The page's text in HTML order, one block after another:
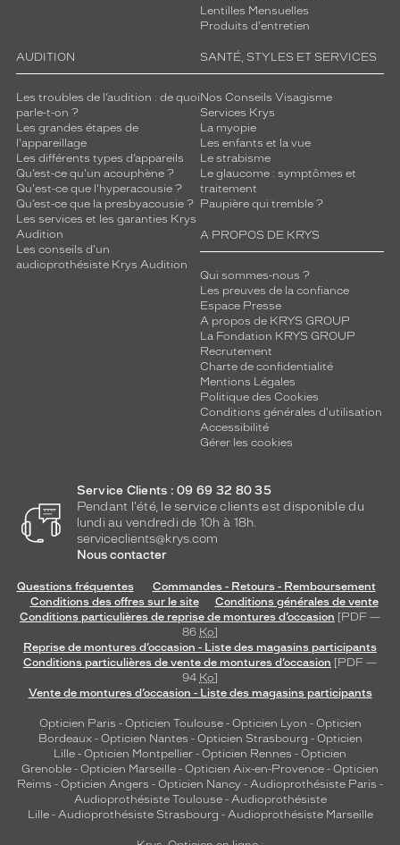
Lentilles Mensuelles
Produits d'entretien
AUDITION
Les troubles de l’audition : de quoi
parle-t-on ?
Les grandes étapes de
l'appareillage
Les différents types d’appareils
Qu’est-ce qu'un acouphène ?
Qu'est-ce que l'hyperacousie ?
Qu’est-ce que la presbyacousie ?
Les services et les garanties Krys
Audition
Les conseils d'un
audioprothésiste Krys Audition
SANTÉ, STYLES ET SERVICES
Nos Conseils Visagisme
Services Krys
La myopie
Les enfants et la vue
Le strabisme
Le glaucome : symptômes et
traitement
Paupière qui tremble ?
A PROPOS DE KRYS
Qui sommes-nous ?
Les preuves de la confiance
Espace Presse
A propos de KRYS GROUP
La Fondation KRYS GROUP
Recrutement
Charte de confidentialité
Mentions Légales
Politique des Cookies
Conditions générales d'utilisation
Accessibilité
Gérer les cookies
Service Clients : 09 69 32 80 35
Pendant l'été, le service clients est disponible du
lundi au vendredi de 10h à 18h.
serviceclients@krys.com
Nous contacter
Questions fréquentes
Commandes - Retours - Remboursement
Conditions des offres sur le site
Conditions générales de vente
Conditions particulières de reprise de montures d’occasion [PDF —
86 Ko]
Reprise de montures d’occasion - Liste des magasins participants
Conditions particulières de vente de montures d’occasion [PDF —
94 Ko]
Vente de montures d’occasion - Liste des magasins participants
Opticien Paris - Opticien Toulouse- Opticien Lyon - Opticien
Bordeaux- Opticien Nantes - Opticien Strasbourg - Opticien
Lille - Opticien Montpellier - Opticien Rennes - Opticien
Grenoble - Opticien Marseille - Opticien Aix-en-Provence - Opticien
Reims - Opticien Angers - Opticien Nancy - Audioprothésiste Paris -
Audioprothésiste Toulouse- Audioprothésiste
Lille- Audioprothésiste Strasbourg - Audioprothésiste Marseille